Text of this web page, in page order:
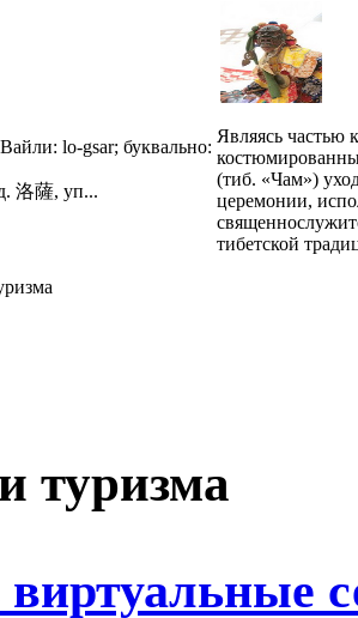
lo-gsar; буквально:
洛薩, уп...
Являясь частью
(тиб. «Чам»)
церемонии,
тибетской
туризма